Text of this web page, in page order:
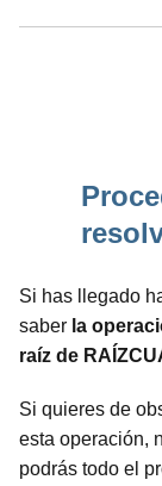
Si has llegado
saber la
raíz de
Si quieres de
esta operación,
podrás todo el